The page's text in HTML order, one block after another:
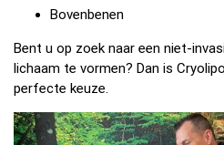
Bovenbenen
Bent u op zoek naar een niet-
lichaam te vormen? Dan is
perfecte keuze.